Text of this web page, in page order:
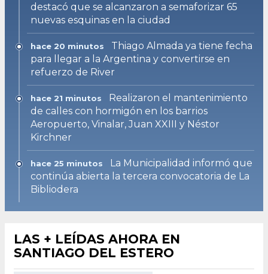
destacó que se alcanzaron a semaforizar 65
nuevas esquinas en la ciudad
hace 20 minutos
Thiago Almada ya tiene fecha
para llegar a la Argentina y convertirse en
refuerzo de River
hace 21 minutos
Realizaron el mantenimiento
de calles con hormigón en los barrios
Aeropuerto, Vinalar, Juan XXIII y Néstor
Kirchner
hace 25 minutos
La Municipalidad informó que
continúa abierta la tercera convocatoria de La
Bibliodera
LAS + LEÍDAS AHORA EN
SANTIAGO DEL ESTERO